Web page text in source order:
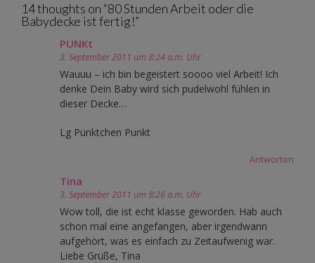
14 thoughts on “80 Stunden Arbeit oder die
Babydecke ist fertig!”
PUNKt
3. September 2011 um 8:24 a.m. Uhr
Wauuu – ich bin begeistert soooo viel Arbeit! Ich
denke Dein Baby wird sich pudelwohl fühlen in
dieser Decke…
Lg Pünktchen Punkt
Antworten
Tina
3. September 2011 um 8:26 a.m. Uhr
Wow toll, die ist echt klasse geworden. Hab auch
schon mal eine angefangen, aber irgendwann
aufgehört, was es einfach zu Zeitaufwenig war.
Liebe Grüße, Tina